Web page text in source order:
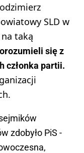
SLD w
taką
się z
członka partii.
zdobyło PiS -